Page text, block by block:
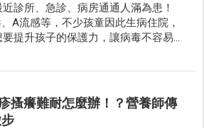
診所、急診、病房通通人滿為患！
A流感等，不少孩童因此生病住院，
提升孩子的保護力，讓病毒不容易
搔癢難耐怎麼辦！？營養師傳